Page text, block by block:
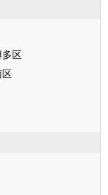
大阪府
和歌山県
多区
区
倉北区